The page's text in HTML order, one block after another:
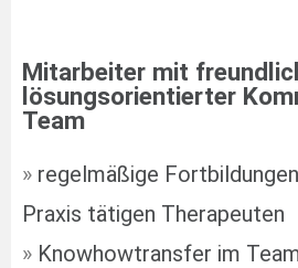
Mitarbeiter mit
lösungsorientierter
Team
» regelmäßige
Praxis tätigen Therapeuten
» Knowhowtransfer im